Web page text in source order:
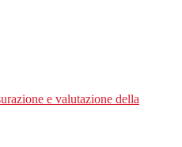
e valutazione della